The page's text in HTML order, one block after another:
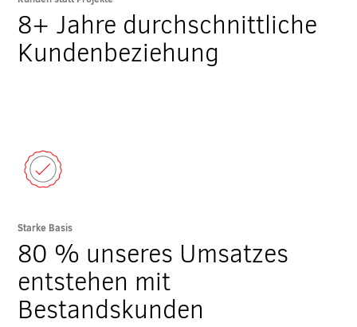
8+ Jahre durchschnittliche
Kundenbeziehung
Starke Basis
80 % unseres Umsatzes
entstehen mit
Bestandskunden